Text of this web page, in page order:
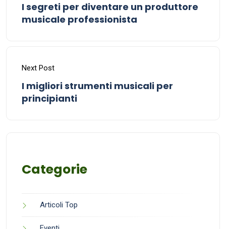
I segreti per diventare un produttore
musicale professionista
Next Post
I migliori strumenti musicali per
principianti
Categorie
Articoli Top